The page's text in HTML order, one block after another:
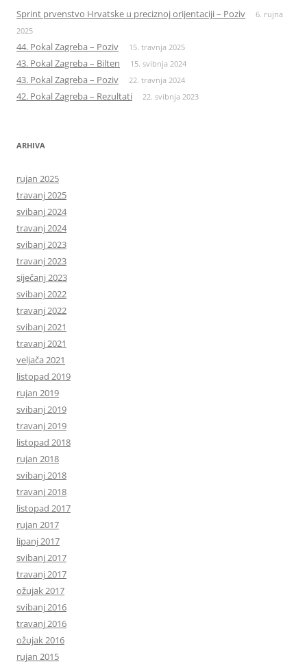
Sprint prvenstvo Hrvatske u preciznoj orijentaciji – Poziv
6. rujna
2025
44. Pokal Zagreba – Poziv 15. travnja 2025
43. Pokal Zagreba – Bilten 15. svibnja 2024
43. Pokal Zagreba – Poziv 22. travnja 2024
42. Pokal Zagreba – Rezultati 22. svibnja 2023
ARHIVA
rujan 2025
travanj 2025
svibanj 2024
travanj 2024
svibanj 2023
travanj 2023
siječanj 2023
svibanj 2022
travanj 2022
svibanj 2021
travanj 2021
veljača 2021
listopad 2019
rujan 2019
svibanj 2019
travanj 2019
listopad 2018
rujan 2018
svibanj 2018
travanj 2018
listopad 2017
rujan 2017
lipanj 2017
svibanj 2017
travanj 2017
ožujak 2017
svibanj 2016
travanj 2016
ožujak 2016
rujan 2015